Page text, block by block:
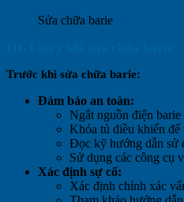
Sửa chữa barie
Trước khi sửa chữa barie:
Đảm bảo an toàn:
Ngắt nguồn điện
Khóa tủ điều khiển để
Đọc kỹ hướng dẫn sử
Sử dụng các công cụ
Xác định sự cố:
Xác định chính xác